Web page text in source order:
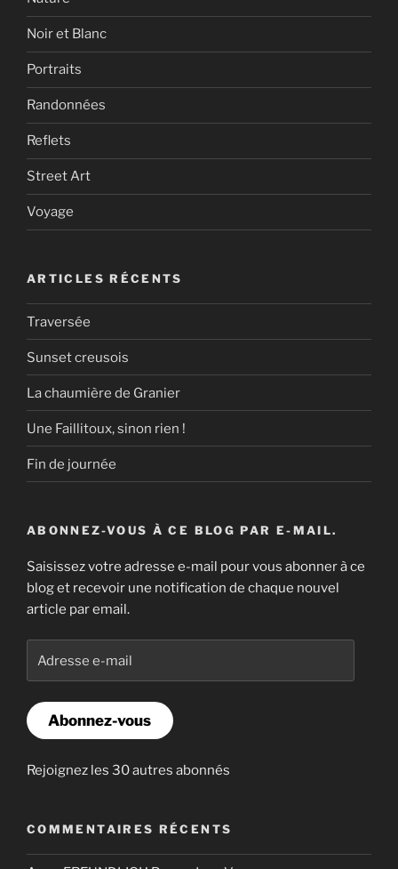
Noir et Blanc
Portraits
Randonnées
Reflets
Street Art
Voyage
ARTICLES RÉCENTS
Traversée
Sunset creusois
La chaumière de Granier
Une Faillitoux, sinon rien !
Fin de journée
ABONNEZ-VOUS À CE BLOG PAR E-MAIL.
Saisissez votre adresse e-mail pour vous abonner à ce
blog et recevoir une notification de chaque nouvel
article par email.
e-
Abonnez-vous
Rejoignez les 30 autres abonnés
COMMENTAIRES RÉCENTS